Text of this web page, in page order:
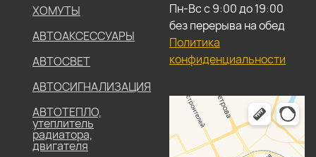
ХОМУТЫ
АВТОАКСЕССУАРЫ
АВТОСВЕТ
АВТОСИГНАЛИЗАЦИЯ
АВТОТЕПЛО,
утеплитель
радиатора,
двигателя
Пн-Вс с 9:00 до 19:00
без перерыва на обед
Политика
конфиденциальности